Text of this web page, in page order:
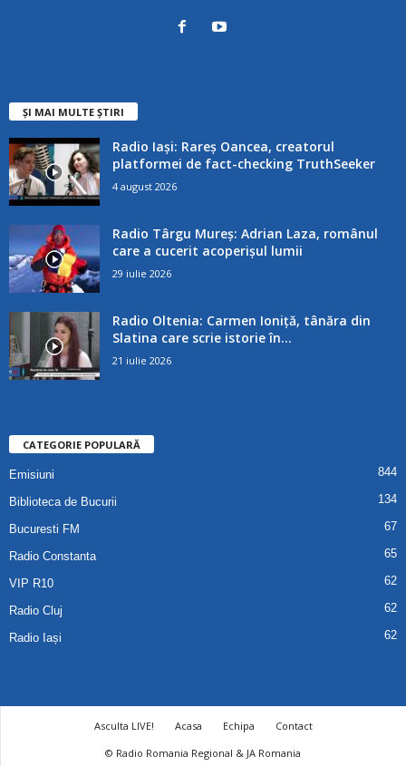
ȘI MAI MULTE ȘTIRI
Radio Iași: Rareș Oancea, creatorul
platformei de fact-checking TruthSeeker
4 august 2026
Radio Târgu Mureș: Adrian Laza, românul
care a cucerit acoperișul lumii
29 iulie 2026
Radio Oltenia: Carmen Ioniță, tânăra din
Slatina care scrie istorie în...
21 iulie 2026
CATEGORIE POPULARĂ
Emisiuni 844
Biblioteca de Bucurii 134
Bucuresti FM 67
Radio Constanta 65
VIP R10 62
Radio Cluj 62
Radio Iași 62
Asculta LIVE! Acasa Echipa
Contact
© Radio Romania Regional & JA Romania